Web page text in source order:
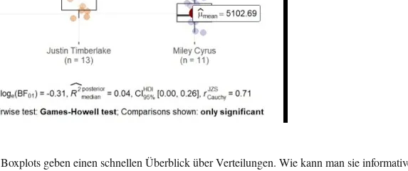
Boxplots geben einen schnellen Überblick über Verteilungen. Wie kann man sie